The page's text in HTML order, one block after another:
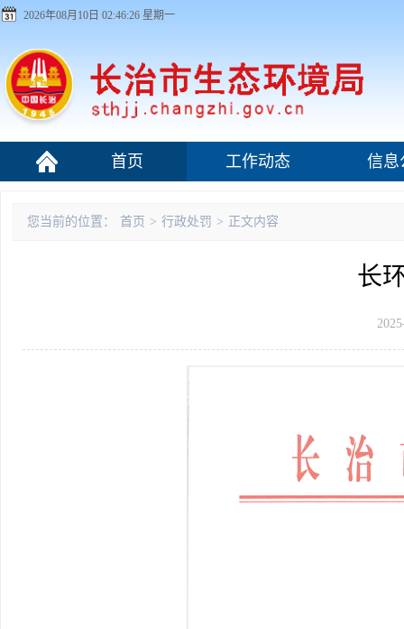
2026年08月10日 02:46:27 星期一
首页 工作动态 信息
您当前的位置： 首页 > 行政处罚 > 正文内容
长